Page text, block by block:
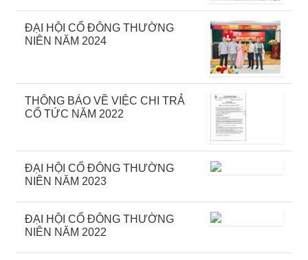
ĐẠI HỘI CỔ ĐÔNG THƯỜNG
NIÊN NĂM 2024
THÔNG BÁO VỀ VIỆC CHI TRẢ
CỔ TỨC NĂM 2022
ĐẠI HỘI CỔ ĐÔNG THƯỜNG
NIÊN NĂM 2023
ĐẠI HỘI CỔ ĐÔNG THƯỜNG
NIÊN NĂM 2022